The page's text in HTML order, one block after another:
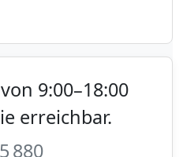
9:00–18:00
erreichbar.
880